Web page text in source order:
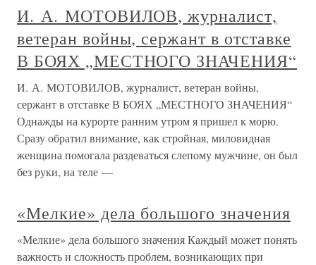
И. А. МОТОВИЛОВ, журналист,
ветеран войны, сержант в отставке
В БОЯХ „МЕСТНОГО ЗНАЧЕНИЯ“
И. А. МОТОВИЛОВ, журналист, ветеран войны,
сержант в отставке В БОЯХ „МЕСТНОГО ЗНАЧЕНИЯ“
Однажды на курорте ранним утром я пришел к морю.
Сразу обратил внимание, как стройная, миловидная
женщина помогала раздеваться слепому мужчине, он был
без руки, на теле —
«Мелкие» дела большого значения
«Мелкие» дела большого значения Каждый может понять
важность и сложность проблем, возникающих при